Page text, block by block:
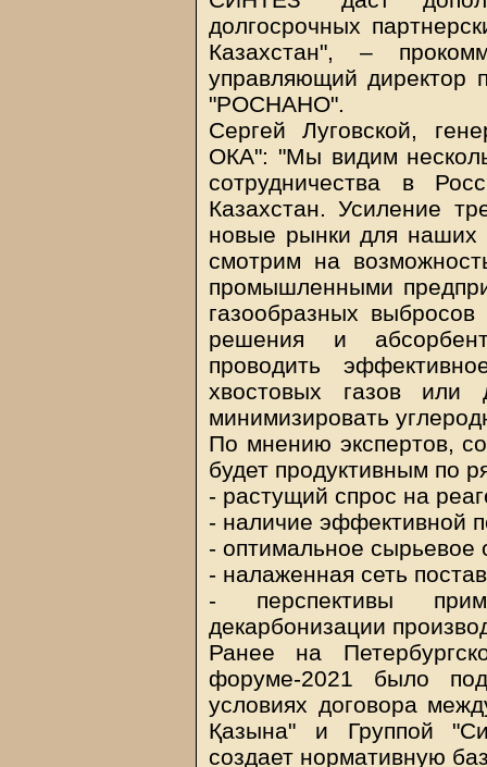
долгосрочных
Казахстан", –
управляющий директор
"РОСНАНО".
Сергей Луговской,
ОКА": "Мы видим
сотрудничества в
Казахстан. Усиление
новые рынки для наших
смотрим на
промышленными
газообразных
решения и
проводить
хвостовых газов или
минимизировать
По мнению экспертов,
будет продуктивным по
- растущий спрос на
- наличие эффективной
- оптимальное сырьевое
- налаженная сеть
- перспективы
декарбонизации
Ранее на
форуме-2021 было
условиях договора
Қазына" и Группой
создает нормативную